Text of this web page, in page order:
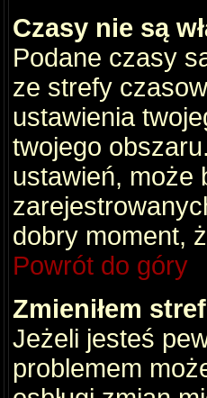
Czasy nie są
Podane czasy
ze strefy
ustawienia
twojego
ustawień, może
dobry moment,
Powrót do góry
Zmieniłem
Jeżeli jesteś
problemem